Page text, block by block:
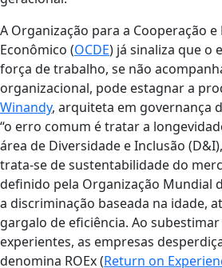
A Organização para a Cooperação
Econômico (OCDE) já sinaliza que o
força de trabalho, se não
organizacional, pode estagnar a
Winandy, arquiteta em governança
“o erro comum é tratar a
área de Diversidade e Inclusão
trata-se de sustentabilidade do
definido pela Organização Mundial
a discriminação baseada na idade,
gargalo de eficiência. Ao
experientes, as empresas
denomina ROEx (Return on